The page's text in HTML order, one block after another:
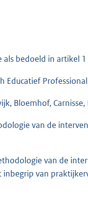
als bedoeld in artikel
Educatief
Bloemhof,
van de
van de
van